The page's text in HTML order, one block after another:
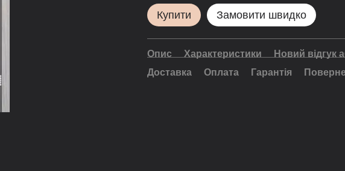
Купити Замовити швидко
Опис Характеристики
Новий відгук
Доставка
Оплата Гарантія